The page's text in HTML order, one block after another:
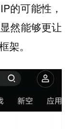
的可能性，
然能够更让
架。